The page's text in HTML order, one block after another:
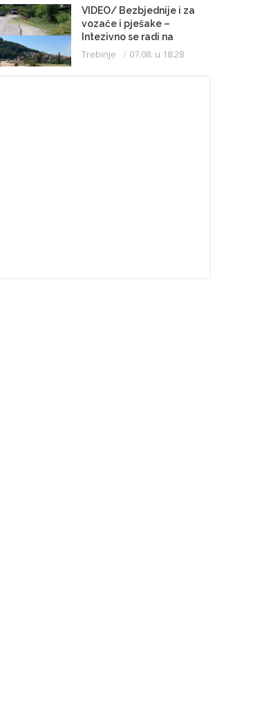
VIDEO/ Bezbjednije i za
vozače i pješake –
Intezivno se radi na
proširenju saobraćajnice
Trebinje 07.08. u 18:28